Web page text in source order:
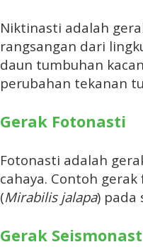
Niktinasti adalah
rangsangan dari
daun tumbuhan
perubahan tekanan
Gerak Fotonasti
Fotonasti adalah
cahaya. Contoh
(Mirabilis jalapa) pada
Gerak